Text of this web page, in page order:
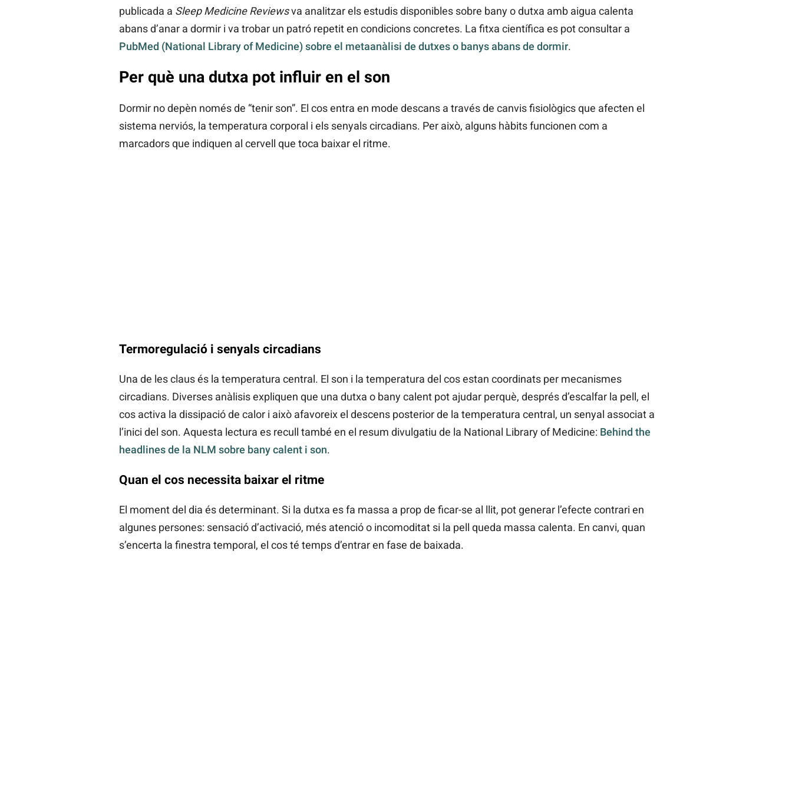
publicada a Sleep Medicine Reviewsva analitzar els estudis disponibles sobre bany o dutxa amb aigua calenta
abans d’anar a dormir i va trobar un patró repetit en condicions concretes. La fitxa científica es pot consultar a
PubMed (National Library of Medicine) sobre el metaanàlisi de dutxes o banys abans de dormir.
Per què una dutxa pot influir en el son
Dormir no depèn només de “tenir son”. El cos entra en mode descans a través de canvis fisiològics que afecten el
sistema nerviós, la temperatura corporal i els senyals circadians. Per això, alguns hàbits funcionen com a
marcadors que indiquen al cervell que toca baixar el ritme.
Termoregulació i senyals circadians
Una de les claus és la temperatura central. El son i la temperatura del cos estan coordinats per mecanismes
circadians. Diverses anàlisis expliquen que una dutxa o bany calent pot ajudar perquè, després d’escalfar la pell, el
cos activa la dissipació de calor i això afavoreix el descens posterior de la temperatura central, un senyal associat a
l’inici del son. Aquesta lectura es recull també en el resum divulgatiu de la National Library of Medicine: Behind the
headlines de la NLM sobre bany calent i son.
Quan el cos necessita baixar el ritme
El moment del dia és determinant. Si la dutxa es fa massa a prop de ficar-se al llit, pot generar l’efecte contrari en
algunes persones: sensació d’activació, més atenció o incomoditat si la pell queda massa calenta. En canvi, quan
s’encerta la finestra temporal, el cos té temps d’entrar en fase de baixada.